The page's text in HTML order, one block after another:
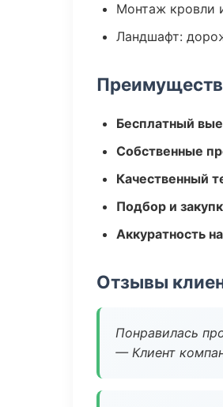
Монтаж кровли
Ландшафт:
Бесплатный
Собственные
Качественный
Подбор и
Аккуратность
Отзывы
Понравилась
— Клиент